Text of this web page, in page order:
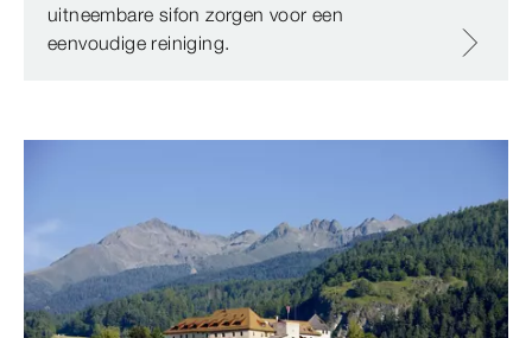
uitneembare sifon zorgen voor een
eenvoudige reiniging.